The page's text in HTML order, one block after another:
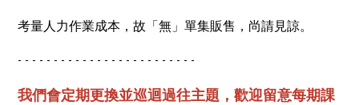
考量人力作業成本，故「無」單集販售，尚請見諒。
- - - - - - - - - - - - - - - - - - - - - - - - -
我們會定期更換並巡迴過往主題，歡迎留意每期課